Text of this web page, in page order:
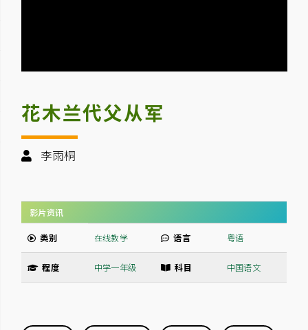
花木兰代父从军
李雨桐
影片资讯
类别 在线教学 语言 粤语
程度 中学一年级 科目 中国语文